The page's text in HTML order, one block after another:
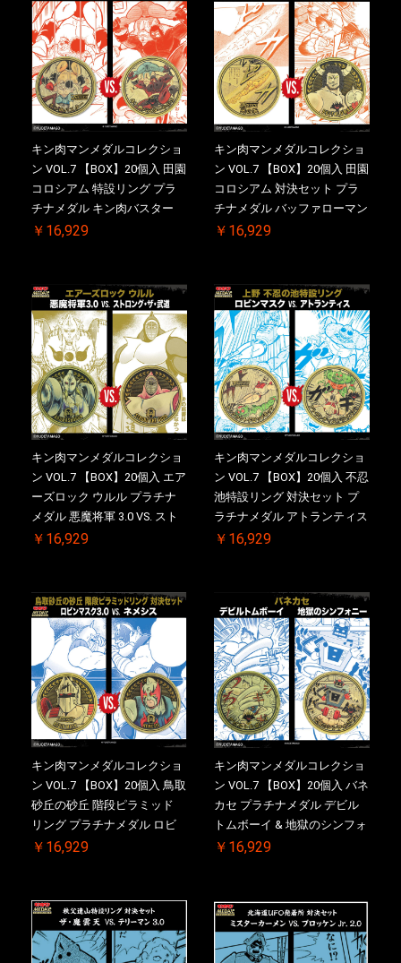
キン肉マンメダルコレクショ
ン VOL.7 【BOX】20個入 田園
コロシアム 特設リング プラ
チナメダル キン肉バスター
VS. キン肉バスターやぶり ケ
【二次受注分】2026/10/30 一
斉出荷予定
￥16,929
キン肉マンメダルコレクショ
ン VOL.7 【BOX】20個入 田園
コロシアム 対決セット プラ
チナメダル バッファローマン
2.0 顎髭 Ver. VS. 光の矢 ケー
【二次受注分】2026/10/30 一
斉出荷予定
￥16,929
キン肉マンメダルコレクショ
ン VOL.7 【BOX】20個入 エア
ーズロック ウルル プラチナ
メダル 悪魔将軍 3.0 VS. スト
ロング・ザ・武道【初回購入
2026/10/30 一斉出荷予定
￥16,929
キン肉マンメダルコレクショ
ン VOL.7 【BOX】20個入 不忍
池特設リング 対決セット プ
ラチナメダル アトランティス
ドライバー VS.ネックカット
メダル(非売品)付
￥16,929
キン肉マンメダルコレクショ
ン VOL.7 【BOX】20個入 鳥取
砂丘の砂丘 階段ピラミッド
リング プラチナメダル ロビ
ンマスク VS.ネメシス 【初回
2026/10/30 一斉出荷予定
￥16,929
キン肉マンメダルコレクショ
ン VOL.7 【BOX】20個入 バネ
カセ プラチナメダル デビル
トムボーイ & 地獄のシンフォ
ニー ケース付き【初回購入特
一斉出荷予定
￥16,929